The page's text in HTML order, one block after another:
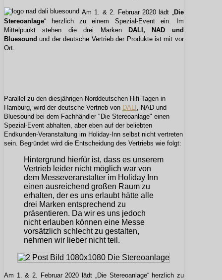
Am 1. & 2. Februar 2020 lädt „Die
Stereoanlage“ herzlich zu einem Spezial-Event ein. Im
Mittelpunkt stehen die drei Marken
DALI, NAD und
Bluesound und der deutsche Vertrieb der Produkte ist mit vor
Ort.
Parallel zu den diesjährigen Norddeutschen Hifi-Tagen in
Hamburg, wird der deutsche Vertrieb von DALI , NAD und
Bluesound bei dem Fachhändler "Die Stereoanlage" einen
Spezial-Event abhalten, aber eben auf der beliebten
Endkunden-Veranstaltung im Holiday-Inn selbst nicht vertreten
sein. Begründet wird die Entscheidung des Vertriebs wie folgt:
Hintergrund hierfür ist, dass es unserem
Vertrieb leider nicht möglich war von
dem Messeveranstalter im Holiday Inn
einen ausreichend großen Raum zu
erhalten, der es uns erlaubt hätte alle
drei Marken entsprechend zu
präsentieren. Da wir es uns jedoch
nicht erlauben können eine Messe
vorsätzlich schlecht zu gestalten,
nehmen wir lieber nicht teil.
Am 1. & 2. Februar 2020 lädt „Die Stereoanlage“ herzlich zu